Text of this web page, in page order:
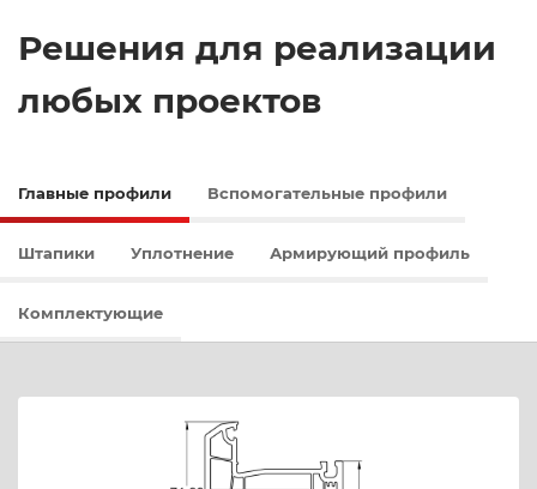
Решения для реализации
любых проектов
Главные профили Вспомогательные профили
Штапики Уплотнение Армирующий профиль
Комплектующие